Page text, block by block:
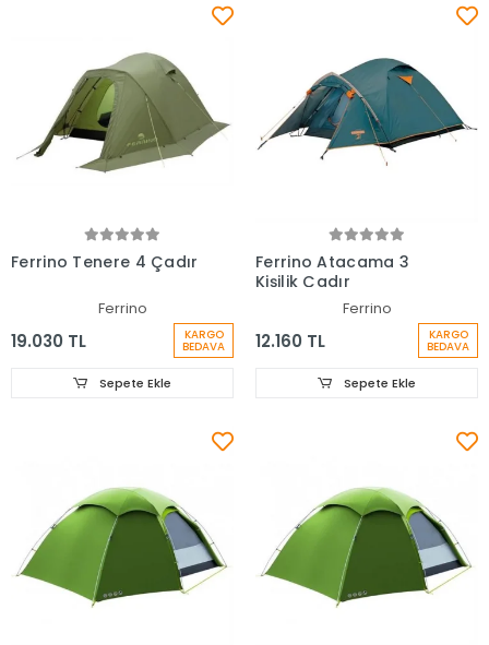
Ferrino Tenere 4 Çadır
Ferrino
19.030 TL KARGO
BEDAVA
Sepete Ekle
Ferrino Atacama 3
Kişilik Çadır
Ferrino
12.160 TL KARGO
BEDAVA
Sepete Ekle